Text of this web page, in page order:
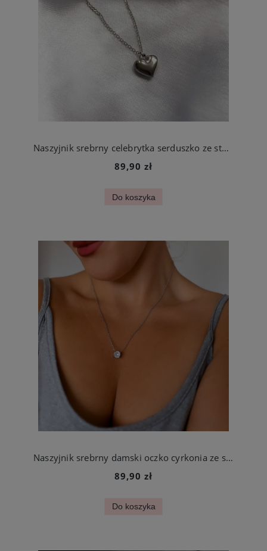
Naszyjnik srebrny celebrytka serduszko ze stali chirurgicznej
89,90 zł
Do koszyka
Naszyjnik srebrny damski oczko cyrkonia ze stali szlachetnej
89,90 zł
Do koszyka